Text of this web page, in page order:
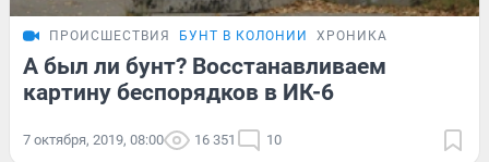
ПРОИСШЕСТВИЯ БУНТ В КОЛОНИИ ХРОНИКА
А был ли бунт? Восстанавливаем
картину беспорядков в ИК-6
7 октября, 2019, 08:00 16 351 10